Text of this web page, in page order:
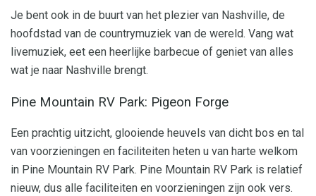
Je bent ook in de buurt van het plezier van Nashville, de
hoofdstad van de countrymuziek van de wereld. Vang wat
livemuziek, eet een heerlijke barbecue of geniet van alles
wat je naar Nashville brengt.
Pine Mountain RV Park: Pigeon Forge
Een prachtig uitzicht, glooiende heuvels van dicht bos en tal
van voorzieningen en faciliteiten heten u van harte welkom
in Pine Mountain RV Park. Pine Mountain RV Park is relatief
nieuw, dus alle faciliteiten en voorzieningen zijn ook vers.